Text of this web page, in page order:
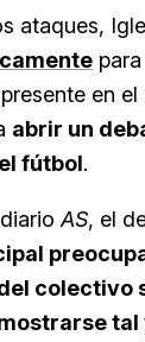
ataques,
en el
abrir un
fútbol.
AS, el
colectivo
tal